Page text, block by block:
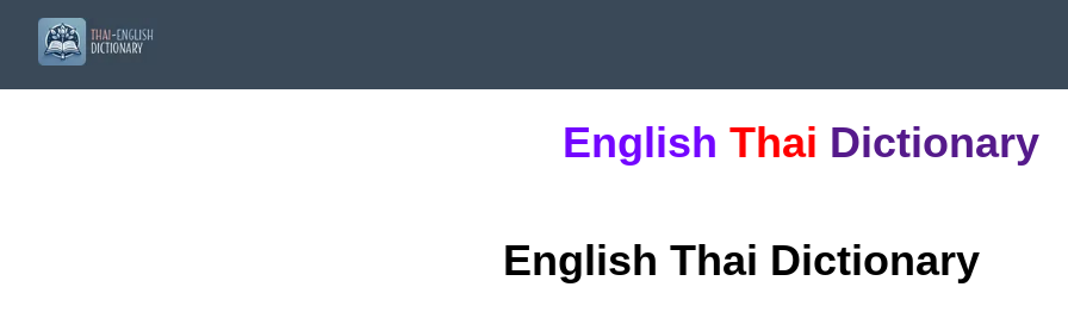
English Thai Dictionary
English Thai Dictionary